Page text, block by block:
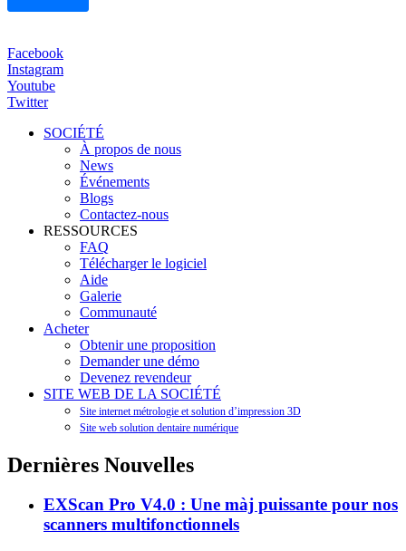
Facebook
Instagram
Youtube
Twitter
SOCIÉTÉ
À propos de nous
News
Événements
Blogs
Contactez-nous
RESSOURCES
FAQ
Télécharger le logiciel
Aide
Galerie
Communauté
Acheter
Obtenir une proposition
Demander une démo
Devenez revendeur
SITE WEB DE LA SOCIÉTÉ
Site internet métrologie et solution d’impression 3D
Site web solution dentaire numérique
Dernières Nouvelles
EXScan Pro V4.0 : Une màj puissante pour nos
scanners multifonctionnels